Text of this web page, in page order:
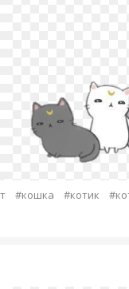
#кошка #котик